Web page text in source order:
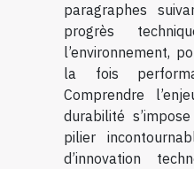
paragraphes
progrès
l’environnement,
la fois
Comprendre
durabilité
pilier
d’innovation